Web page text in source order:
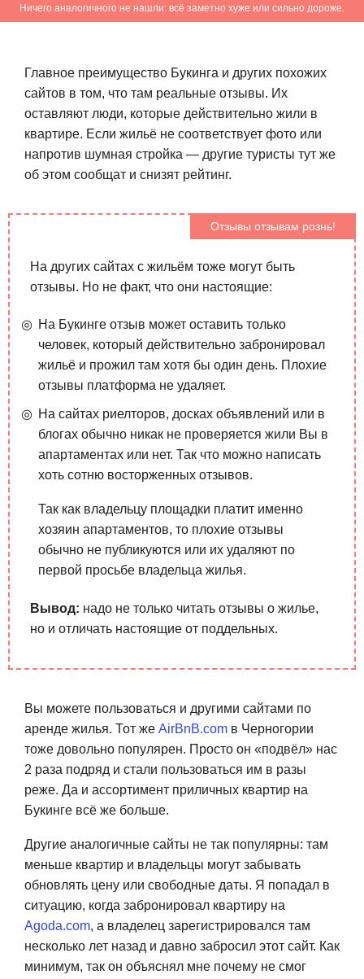
Ничего аналогичного не нашли: всё заметно хуже или сильно дороже.
Главное преимущество Букинга и других похожих
сайтов в том, что там реальные отзывы. Их
оставляют люди, которые действительно жили в
квартире. Если жильё не соответствует фото или
напротив шумная стройка — другие туристы тут же
об этом сообщат и снизят рейтинг.
Отзывы отзывам рознь!
На других сайтах с жильём тоже могут быть
отзывы. Но не факт, что они настоящие:
На Букинге отзыв может оставить только
человек, который действительно забронировал
жильё и прожил там хотя бы один день. Плохие
отзывы платформа не удаляет.
На сайтах риелторов, досках объявлений или в
блогах обычно никак не проверяется жили Вы в
апартаментах или нет. Так что можно написать
хоть сотню восторженных отзывов.
Так как владельцу площадки платит именно
хозяин апартаментов, то плохие отзывы
обычно не публикуются или их удаляют по
первой просьбе владельца жилья.
Вывод: надо не только читать отзывы о жилье,
но и отличать настоящие от поддельных.
Вы можете пользоваться и другими сайтами по
аренде жилья. Тот же AirBnB.com в Черногории
тоже довольно популярен. Просто он «подвёл» нас
2 раза подряд и стали пользоваться им в разы
реже. Да и ассортимент приличных квартир на
Букинге всё же больше.
Другие аналогичные сайты не так популярны: там
меньше квартир и владельцы могут забывать
обновлять цену или свободные даты. Я попадал в
ситуацию, когда забронировал квартиру на
Agoda.com, а владелец зарегистрировался там
несколько лет назад и давно забросил этот сайт. Как
минимум, так он объяснял мне почему не смог